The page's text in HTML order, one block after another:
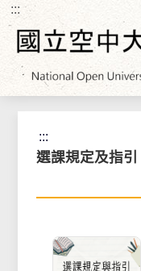
跳到主要內容區塊
:::
首頁>學生專區 >註冊
:::
選課規定及指引